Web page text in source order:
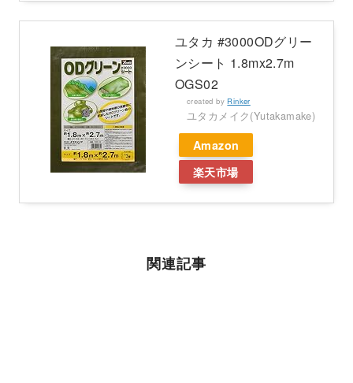
ユタカ #3000ODグリー
ンシート 1.8mx2.7m
OGS02
created by Rinker
ユタカメイク(Yutakamake)
Amazon
楽天市場
関連記事